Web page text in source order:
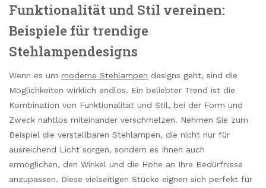
Funktionalität und Stil vereinen:
Beispiele für trendige
Stehlampendesigns
Wenn es um moderne Stehlampen designs geht, sind die
Möglichkeiten wirklich endlos. Ein beliebter Trend ist die
Kombination von Funktionalität und Stil, bei der Form und
Zweck nahtlos miteinander verschmelzen. Nehmen Sie zum
Beispiel die verstellbaren Stehlampen, die nicht nur für
ausreichend Licht sorgen, sondern es Ihnen auch
ermöglichen, den Winkel und die Höhe an Ihre Bedürfnisse
anzupassen. Diese vielseitigen Stücke eignen sich perfekt für